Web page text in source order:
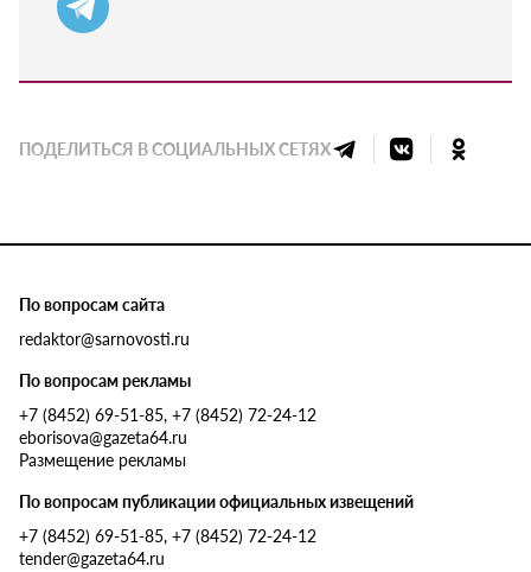
ПОДЕЛИТЬСЯ В СОЦИАЛЬНЫХ СЕТЯХ
По вопросам сайта
redaktor@sarnovosti.ru
По вопросам рекламы
+7 (8452) 69-51-85, +7 (8452) 72-24-12
eborisova@gazeta64.ru
Размещение рекламы
По вопросам публикации официальных извещений
+7 (8452) 69-51-85, +7 (8452) 72-24-12
tender@gazeta64.ru